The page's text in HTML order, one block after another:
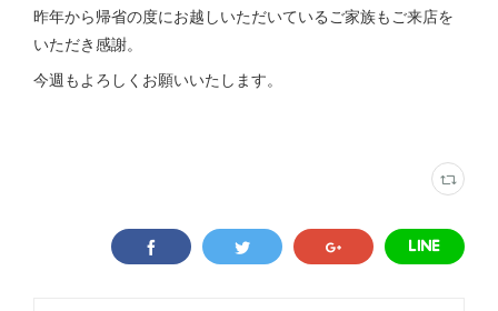
昨年から帰省の度にお越しいただいているご家族もご来店を
いただき感謝。
今週もよろしくお願いいたします。